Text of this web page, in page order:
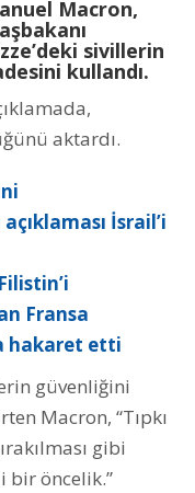
Macron,
sivillerin
kullandı.
aktardı.
İsrail’i
Fransa
hakaret etti
güvenliğini
Macron, “Tıpkı
gibi
bir öncelik.”